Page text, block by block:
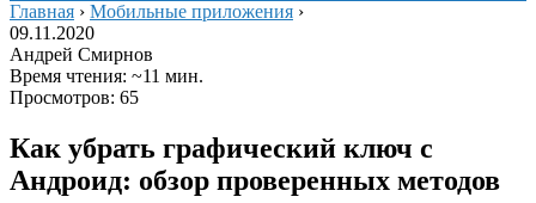
Главная › Мобильные приложения ›
09.11.2020
Андрей Смирнов
Время чтения: ~11 мин.
Просмотров: 65
Как убрать графический ключ с
Андроид: обзор проверенных методов